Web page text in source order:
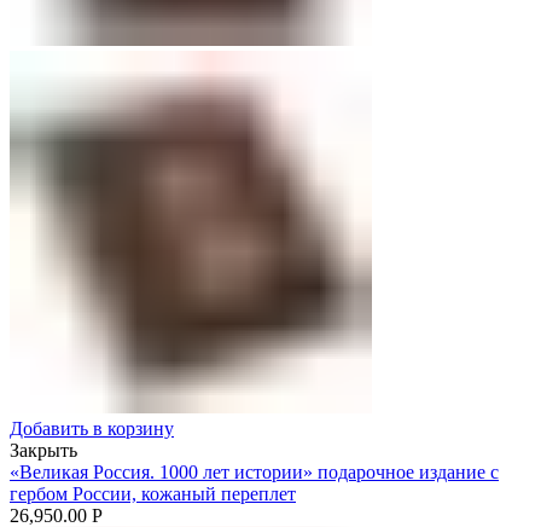
Добавить в корзину
Закрыть
«Великая Россия. 1000 лет истории» подарочное издание с
гербом России, кожаный переплет
26,950.00 Р